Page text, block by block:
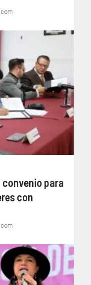
convenio para
con